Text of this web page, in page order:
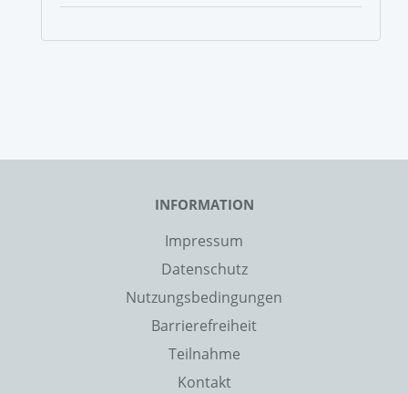
INFORMATION
Impressum
Datenschutz
Nutzungsbedingungen
Barrierefreiheit
Teilnahme
Kontakt